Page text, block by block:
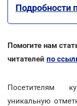
Подробности
Помогите нам
читателей по
Посетителям
уникальную